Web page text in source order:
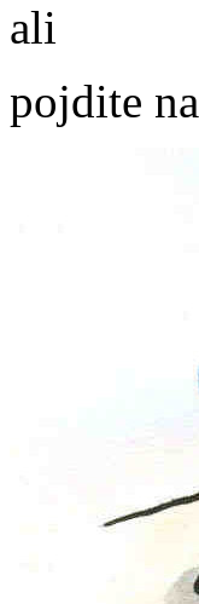
ali
pojdite na